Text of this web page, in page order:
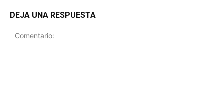
DEJA UNA RESPUESTA